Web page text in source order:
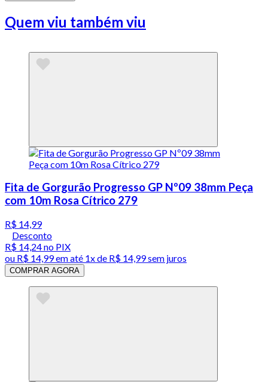
Quem viu também viu
Fita de Gorgurão Progresso GP Nº09 38mm Peça
com 10m Rosa Cítrico 279
R$ 14,99
Desconto
R$ 14,24no PIX
ou R$ 14,99em até 1x de R$ 14,99sem juros
COMPRAR AGORA